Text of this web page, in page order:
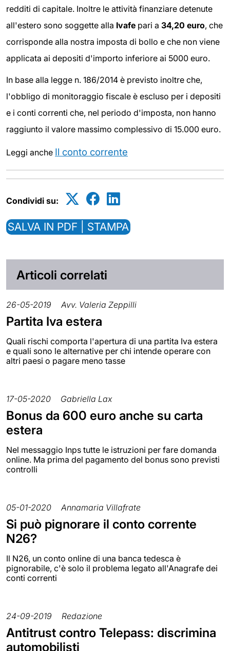
redditi di capitale. Inoltre le attività finanziare detenute
all'estero sono soggette alla Ivafe pari a 34,20 euro, che
corrisponde alla nostra imposta di bollo e che non viene
applicata ai depositi d'importo inferiore ai 5000 euro.
In base alla legge n. 186/2014 è previsto inoltre che,
l'obbligo di monitoraggio fiscale è escluso per i depositi
e i conti correnti che, nel periodo d'imposta, non hanno
raggiunto il valore massimo complessivo di 15.000 euro.
Leggi anche Il conto corrente
Condividi su:
SALVA IN PDF | STAMPA
Articoli correlati
26-05-2019 Avv. Valeria Zeppilli
Partita Iva estera
Quali rischi comporta l'apertura di una partita Iva estera
e quali sono le alternative per chi intende operare con
altri paesi o pagare meno tasse
17-05-2020 Gabriella Lax
Bonus da 600 euro anche su carta
estera
Nel messaggio Inps tutte le istruzioni per fare domanda
online. Ma prima del pagamento del bonus sono previsti
controlli
05-01-2020 Annamaria Villafrate
Si può pignorare il conto corrente
N26?
Il N26, un conto online di una banca tedesca è
pignorabile, c'è solo il problema legato all'Anagrafe dei
conti correnti
24-09-2019 Redazione
Antitrust contro Telepass: discrimina
automobilisti